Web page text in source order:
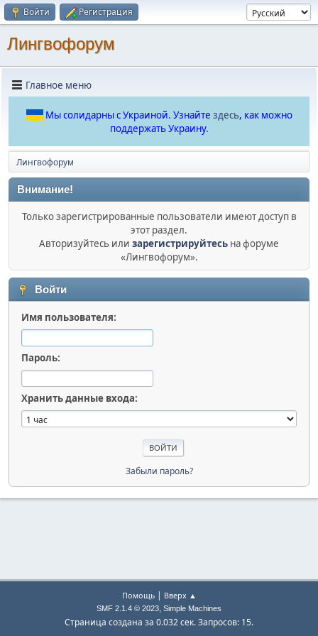
Войти Регистрация
Лингвофорум
Главное меню
Мы солидарны с Украиной. Узнайте здесь, как можно
поддержать Украину.
Лингвофорум
Внимание!
Только зарегистрированные пользователи имеют доступ в
этот раздел.
Авторизуйтесь или зарегистрируйтесь на форуме
«Лингвофорум».
Войти
Имя пользователя:
Пароль:
Хранить данные входа:
Забыли пароль?
Помощь| Вверх ▲
SMF 2.1.4 © 2023, Simple Machines
Страница создана за 0.032 сек. Запросов: 15.